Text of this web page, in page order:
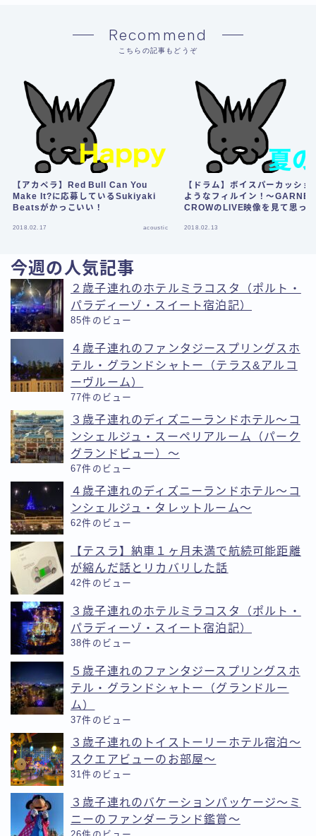
Recommend
こちらの記事もどうぞ
【アカペラ】Red Bull Can You
Make It?に応募しているSukiyaki
Beatsがかっこいい！
2018.02.17 acoustic
【ドラム】ボイスパーカッショ
ようなフィルイン！〜GARNET
CROWのLIVE映像を見て思っ
2018.02.13
今週の人気記事
２歳子連れのホテルミラコスタ（ポルト・
パラディーゾ・スイート宿泊記）
85件のビュー
４歳子連れのファンタジースプリングスホ
テル・グランドシャトー（テラス&アルコ
ーヴルーム）
77件のビュー
３歳子連れのディズニーランドホテル〜コ
ンシェルジュ・スーペリアルーム（パーク
グランドビュー）〜
67件のビュー
４歳子連れのディズニーランドホテル〜コ
ンシェルジュ・タレットルーム〜
62件のビュー
【テスラ】納車１ヶ月未満で航続可能距離
が縮んだ話とリカバリした話
42件のビュー
３歳子連れのホテルミラコスタ（ポルト・
パラディーゾ・スイート宿泊記）
38件のビュー
５歳子連れのファンタジースプリングスホ
テル・グランドシャトー（グランドルー
ム）
37件のビュー
３歳子連れのトイストーリーホテル宿泊〜
スクエアビューのお部屋〜
31件のビュー
３歳子連れのバケーションパッケージ〜ミ
ニーのファンダーランド鑑賞〜